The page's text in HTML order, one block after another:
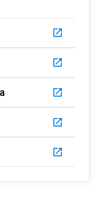
launch
launch
launch
launch
launch